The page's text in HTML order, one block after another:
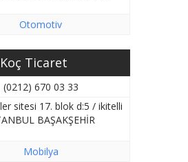
Otomotiv
Koç Ticaret
(0212) 670 03 33
sitesi 17. blok d:5 / ikitelli
BAŞAKŞEHİR
Mobilya